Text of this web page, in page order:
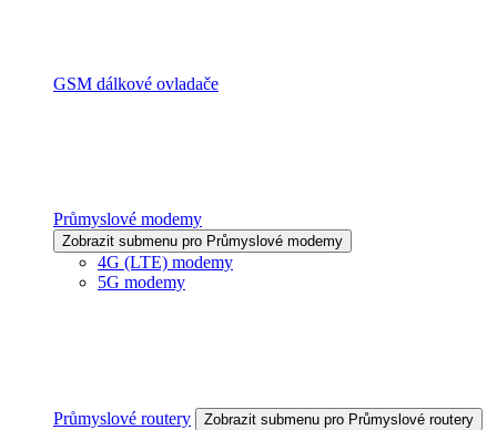
GSM dálkové ovladače
Průmyslové modemy
Zobrazit submenu pro Průmyslové modemy
4G (LTE) modemy
5G modemy
Průmyslové routery Zobrazit submenu pro Průmyslové routery